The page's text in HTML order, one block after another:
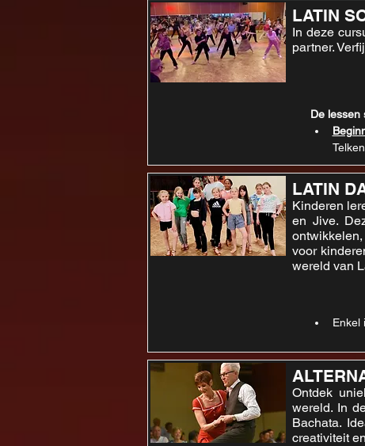
LATIN
In deze
partner.
De lessen
LATIN
Kinderen
en Jive.
voor
wereld van
Enkel
Ontdek
wereld. In
Bachata.
creativiteit